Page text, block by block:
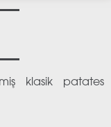
klasik patates